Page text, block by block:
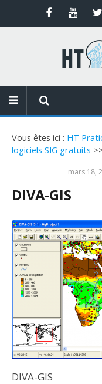
Vous êtes ici : HT
logiciels SIG gratuits
mars 18,
DIVA-GIS
DIVA-GIS